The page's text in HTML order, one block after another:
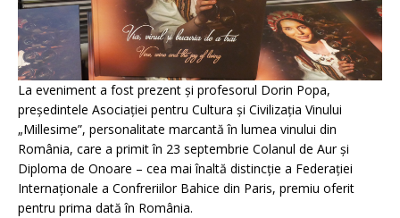
La eveniment a fost prezent și profesorul Dorin Popa,
președintele Asociației pentru Cultura și Civilizația Vinului
„Millesime”, personalitate marcantă în lumea vinului din
România, care a primit în 23 septembrie Colanul de Aur și
Diploma de Onoare – cea mai înaltă distincție a Federației
Internaționale a Confreriilor Bahice din Paris, premiu oferit
pentru prima dată în România.